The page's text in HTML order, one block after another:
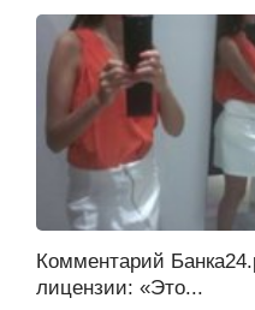
Комментарий
лицензии: «Это...